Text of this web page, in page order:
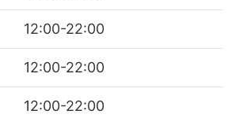
12:00-22:00
12:00-22:00
12:00-22:00